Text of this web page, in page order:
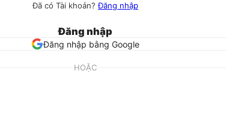
Đã có Tài khoản?Đăng nhập
Đăng nhập
Đăng nhập bằng Google
HOẶC